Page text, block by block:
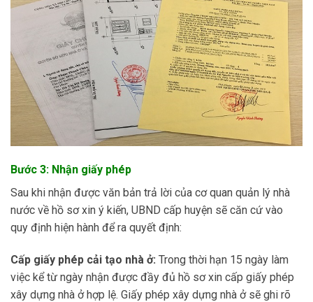
Bước 3: Nhận giấy phép
Sau khi nhận được văn bản trả lời của cơ quan quản lý nhà
nước về hồ sơ xin ý kiến, UBND cấp huyện sẽ căn cứ vào
quy định hiện hành để ra quyết định:
Cấp giấy phép cải tạo nhà ở: Trong thời hạn 15 ngày làm
việc kể từ ngày nhận được đầy đủ hồ sơ xin cấp giấy phép
xây dựng nhà ở hợp lệ. Giấy phép xây dựng nhà ở sẽ ghi rõ